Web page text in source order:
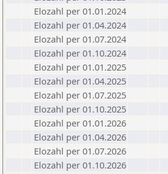
Elozahl per 01.01.2024
Elozahl per 01.04.2024
Elozahl per 01.07.2024
Elozahl per 01.10.2024
Elozahl per 01.01.2025
Elozahl per 01.04.2025
Elozahl per 01.07.2025
Elozahl per 01.10.2025
Elozahl per 01.01.2026
Elozahl per 01.04.2026
Elozahl per 01.07.2026
Elozahl per 01.10.2026